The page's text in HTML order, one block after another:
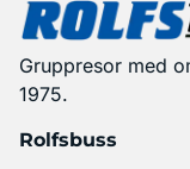
Gruppresor med
1975.
Rolfsbuss